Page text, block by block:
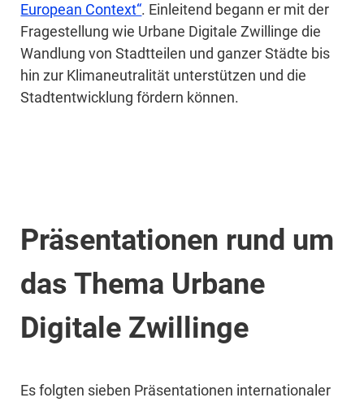
European Context“. Einleitend begann er mit der
Fragestellung wie Urbane Digitale Zwillinge die
Wandlung von Stadtteilen und ganzer Städte bis
hin zur Klimaneutralität unterstützen und die
Stadtentwicklung fördern können.
Präsentationen rund um
das Thema Urbane
Digitale Zwillinge
Es folgten sieben Präsentationen internationaler